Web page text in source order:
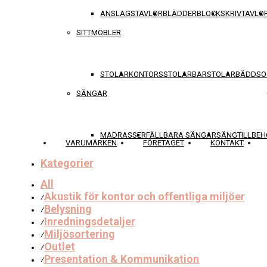
ANSLAGSTAVLORBLÄDDERBLOCK
SITTMÖBLER
STOLARKONTORSSTOLARBARSTOLAR
SÄNGAR
MADRASSERFÄLLBARA SÄNGAR
VARUMÄRKEN FÖRETAGET KONTAKT
Kategorier
All
⁄Akustik för kontor och offentliga miljöer
⁄Belysning
⁄Inredningsdetaljer
⁄Miljösortering
⁄Outlet
⁄Presentation & Kommunikation